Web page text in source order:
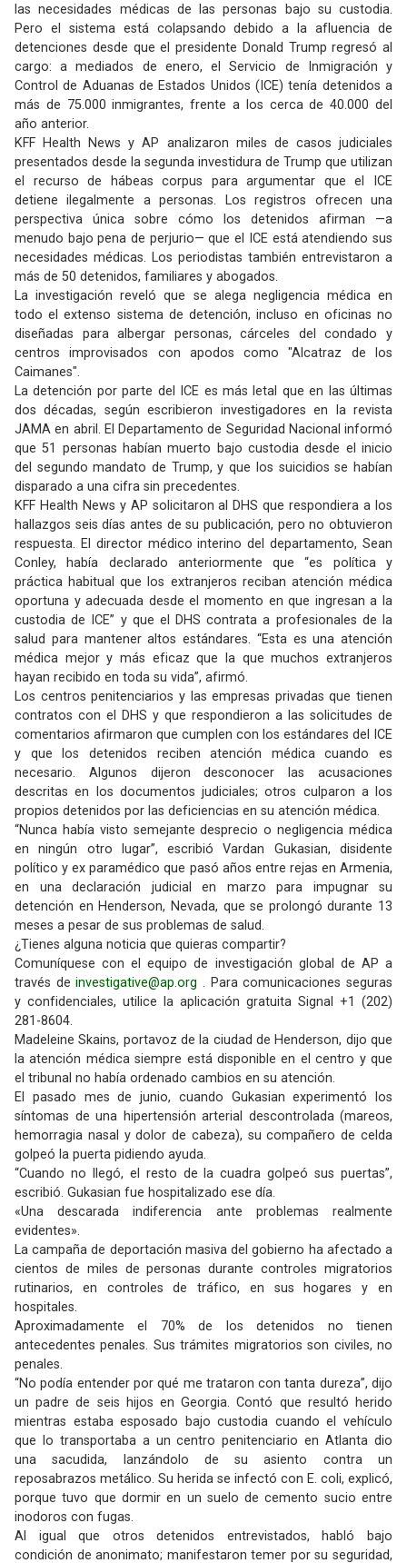
las necesidades médicas de las personas bajo su custodia.
Pero el sistema está colapsando debido a la afluencia de
detenciones desde que el presidente Donald Trump regresó al
cargo: a mediados de enero, el Servicio de Inmigración y
Control de Aduanas de Estados Unidos (ICE) tenía detenidos a
más de 75.000 inmigrantes, frente a los cerca de 40.000 del
año anterior.
KFF Health News y AP analizaron miles de casos judiciales
presentados desde la segunda investidura de Trump que utilizan
el recurso de hábeas corpus para argumentar que el ICE
detiene ilegalmente a personas. Los registros ofrecen una
perspectiva única sobre cómo los detenidos afirman —a
menudo bajo pena de perjurio— que el ICE está atendiendo sus
necesidades médicas. Los periodistas también entrevistaron a
más de 50 detenidos, familiares y abogados.
La investigación reveló que se alega negligencia médica en
todo el extenso sistema de detención, incluso en oficinas no
diseñadas para albergar personas, cárceles del condado y
centros improvisados ​​con apodos como "Alcatraz de los
Caimanes".
La detención por parte del ICE es más letal que en las últimas
dos décadas, según escribieron investigadores en la revista
JAMA en abril. El Departamento de Seguridad Nacional informó
que 51 personas habían muerto bajo custodia desde el inicio
del segundo mandato de Trump, y que los suicidios se habían
disparado a una cifra sin precedentes.
KFF Health News y AP solicitaron al DHS que respondiera a los
hallazgos seis días antes de su publicación, pero no obtuvieron
respuesta. El director médico interino del departamento, Sean
Conley, había declarado anteriormente que “es política y
práctica habitual que los extranjeros reciban atención médica
oportuna y adecuada desde el momento en que ingresan a la
custodia de ICE” y que el DHS contrata a profesionales de la
salud para mantener altos estándares. “Esta es una atención
médica mejor y más eficaz que la que muchos extranjeros
hayan recibido en toda su vida”, afirmó.
Los centros penitenciarios y las empresas privadas que tienen
contratos con el DHS y que respondieron a las solicitudes de
comentarios afirmaron que cumplen con los estándares del ICE
y que los detenidos reciben atención médica cuando es
necesario. Algunos dijeron desconocer las acusaciones
descritas en los documentos judiciales; otros culparon a los
propios detenidos por las deficiencias en su atención médica.
“Nunca había visto semejante desprecio o negligencia médica
en ningún otro lugar”, escribió Vardan Gukasian, disidente
político y ex paramédico que pasó años entre rejas en Armenia,
en una declaración judicial en marzo para impugnar su
detención en Henderson, Nevada, que se prolongó durante 13
meses a pesar de sus problemas de salud.
¿Tienes alguna noticia que quieras compartir?
Comuníquese con el equipo de investigación global de AP a
través deinvestigative@ap.org . Para comunicaciones seguras
y confidenciales, utilice la aplicación gratuita Signal +1 (202)
281-8604.
Madeleine Skains, portavoz de la ciudad de Henderson, dijo que
la atención médica siempre está disponible en el centro y que
el tribunal no había ordenado cambios en su atención.
El pasado mes de junio, cuando Gukasian experimentó los
síntomas de una hipertensión arterial descontrolada (mareos,
hemorragia nasal y dolor de cabeza), su compañero de celda
golpeó la puerta pidiendo ayuda.
“Cuando no llegó, el resto de la cuadra golpeó sus puertas”,
escribió. Gukasian fue hospitalizado ese día.
«Una descarada indiferencia ante problemas realmente
evidentes».
La campaña de deportación masiva del gobierno ha afectado a
cientos de miles de personas durante controles migratorios
rutinarios, en controles de tráfico, en sus hogares y en
hospitales.
Aproximadamente el 70% de los detenidos no tienen
antecedentes penales. Sus trámites migratorios son civiles, no
penales.
“No podía entender por qué me trataron con tanta dureza”, dijo
un padre de seis hijos en Georgia. Contó que resultó herido
mientras estaba esposado bajo custodia cuando el vehículo
que lo transportaba a un centro penitenciario en Atlanta dio
una sacudida, lanzándolo de su asiento contra un
reposabrazos metálico. Su herida se infectó con E. coli, explicó,
porque tuvo que dormir en un suelo de cemento sucio entre
inodoros con fugas.
Al igual que otros detenidos entrevistados, habló bajo
condición de anonimato; manifestaron temer por su seguridad,